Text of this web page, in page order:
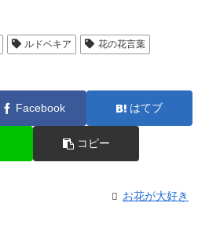
ルドベキア
花の花言葉
Facebook はてブ
コピー
お花が大好き